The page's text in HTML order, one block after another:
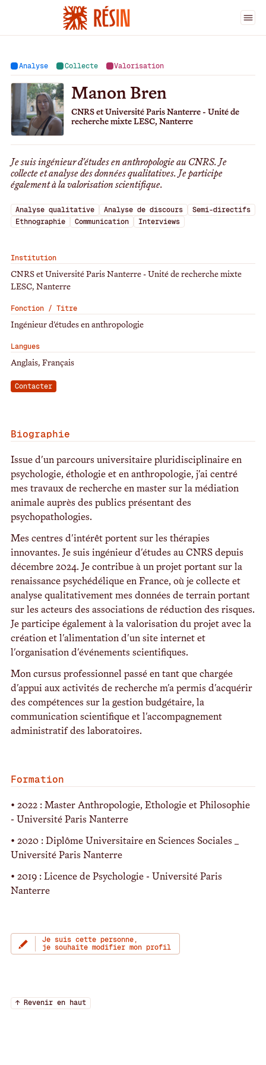
Manon Bren
Analyse Collecte Valorisation
Manon Bren
CNRS et Université Paris Nanterre - Unité de
recherche mixte LESC, Nanterre
Je suis ingénieur d'études en anthropologie au CNRS. Je
collecte et analyse des données qualitatives. Je participe
également à la valorisation scientifique.
Analyse qualitative Analyse de discours
Semi-directifs
Ethnographie
Communication Interviews
Institution
CNRS et Université Paris Nanterre - Unité de recherche mixte
LESC, Nanterre
Fonction / Titre
Ingénieur d'études en anthropologie
Langues
Anglais, Français
Contacter
Biographie
Issue d'un parcours universitaire pluridisciplinaire en
psychologie, éthologie et en anthropologie, j'ai centré
mes travaux de recherche en master sur la médiation
animale auprès des publics présentant des
psychopathologies.
Mes centres d'intérêt portent sur les thérapies
innovantes. Je suis ingénieur d'études au CNRS depuis
décembre 2024. Je contribue à un projet portant sur la
renaissance psychédélique en France, où je collecte et
analyse qualitativement mes données de terrain portant
sur les acteurs des associations de réduction des risques.
Je participe également à la valorisation du projet avec la
création et l'alimentation d'un site internet et
l'organisation d'événements scientifiques.
Mon cursus professionnel passé en tant que chargée
d'appui aux activités de recherche m'a permis d'acquérir
des compétences sur la gestion budgétaire, la
communication scientifique et l'accompagnement
administratif des laboratoires.
Formation
• 2022 : Master Anthropologie, Ethologie et Philosophie
- Université Paris Nanterre
• 2020 : Diplôme Universitaire en Sciences Sociales _
Université Paris Nanterre
• 2019 : Licence de Psychologie - Université Paris
Nanterre
Je suis cette personne,
je souhaite modifier mon profil
↑ Revenir en haut